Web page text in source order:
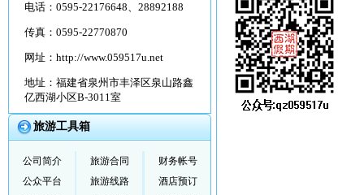
电话：0595-22176648、28892188
传真：0595-22770870
网址： http://www.059517u.net
地址：福建省泉州市丰泽区泉山路鑫
亿西湖小区B-3011室
旅游工具箱
公司简介 旅游合同
财务帐号
公众平台
旅游线路
酒店预订